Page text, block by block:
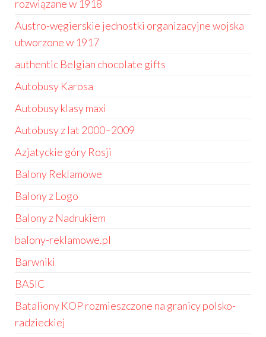
rozwiązane w 1918
Austro-węgierskie jednostki organizacyjne wojska
utworzone w 1917
authentic Belgian chocolate gifts
Autobusy Karosa
Autobusy klasy maxi
Autobusy z lat 2000–2009
Azjatyckie góry Rosji
Balony Reklamowe
Balony z Logo
Balony z Nadrukiem
balony-reklamowe.pl
Barwniki
BASIC
Bataliony KOP rozmieszczone na granicy polsko-
radzieckiej